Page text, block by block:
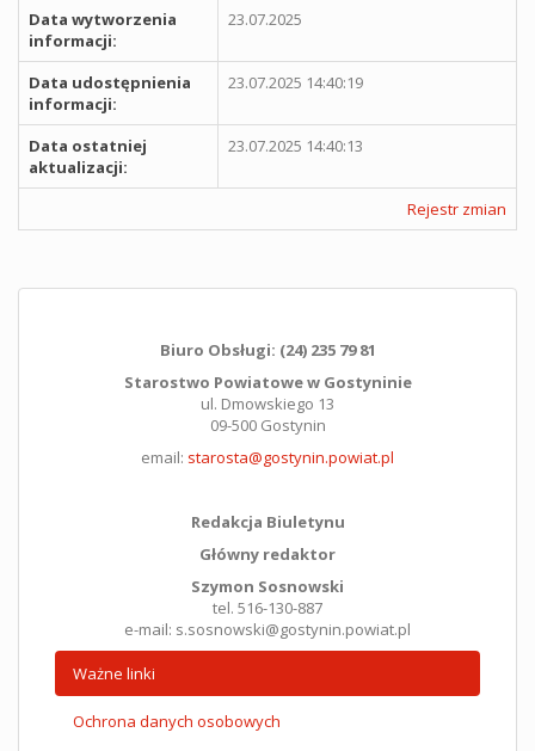
Data wytworzenia
informacji:
23.07.2025
Data udostępnienia
informacji:
23.07.2025 14:40:19
Data ostatniej
aktualizacji:
23.07.2025 14:40:13
Rejestr zmian
Biuro Obsługi: (24) 235 79 81
Starostwo Powiatowe w Gostyninie
ul. Dmowskiego 13
09-500 Gostynin
email: starosta@gostynin.powiat.pl
Redakcja Biuletynu
Główny redaktor
Szymon Sosnowski
tel. 516-130-887
e-mail: s.sosnowski@gostynin.powiat.pl
Ważne linki
Ochrona danych osobowych